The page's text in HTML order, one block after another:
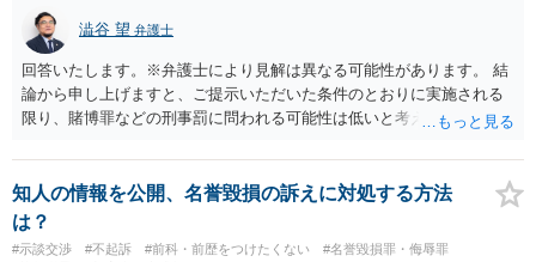
澁谷 望 弁護士
回答いたします。※弁護士により見解は異なる可能性があります。 結
論から申し上げますと、ご提示いただいた条件のとおりに実施される
限り、賭博罪などの刑事罰に問われる可能性は低いと考えられます
答】 賭博罪は、参加者が互いに財物を賭けてその得喪を争う場合に成
立します。 質問者様がご自身のポケットマネーから懸賞として賞金を
出し、参加者からの参加費が全額会場レンタル費用に充てられて賞金
原資と完全に分離されている場合、参加者が自らの財物を失うリスク
知人の情報を公開、名誉毀損の訴えに対処する方法
は？
#示談交渉 #不起訴 #前科・前歴をつけたくない
#名誉毀損罪・侮辱罪